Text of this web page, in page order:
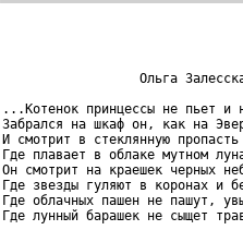
Ольга
...Котенок принцессы не пьет и
Забрался на шкаф он, как на
И смотрит в стеклянную
Где плавает в облаке мутном
Он смотрит на краешек черных
Где звезды гуляют в коронах и
Где облачных пашен не пашут,
Где лунный барашек не сыщет